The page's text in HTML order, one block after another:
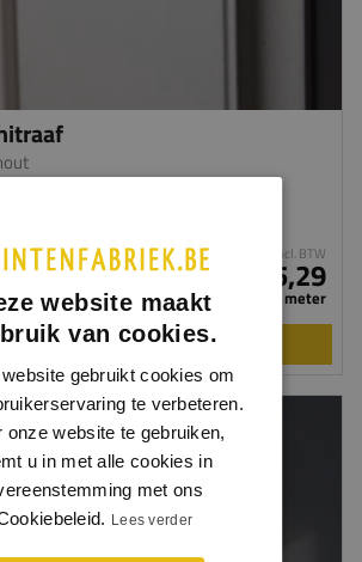
kleuren leverbaar
incl. BTW
€ 15,29
per meter
BEKIJKEN
website maakt
van cookies.
gebruikt cookies om
te verbeteren.
onze website te gebruiken,
u in met alle cookies in
met ons
Lees verder